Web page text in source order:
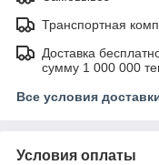
Транспортная
Доставка
сумму 1 000 000
Все условия
Условия оплаты